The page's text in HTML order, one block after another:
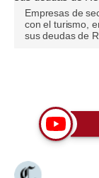
Pregunta de hoy
Blogs
Viajes
Empresas de
con el turismo,
sus deudas de